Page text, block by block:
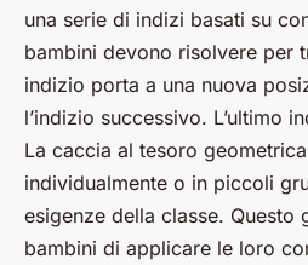
una serie di indizi basati su
bambini devono risolvere per
indizio porta a una nuova
l’indizio successivo. L’ultimo
La caccia al tesoro
individualmente o in piccoli
esigenze della classe. Questo
bambini di applicare le loro